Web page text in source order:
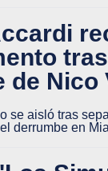
tras
de Nico
se aisló tras
derrumbe en